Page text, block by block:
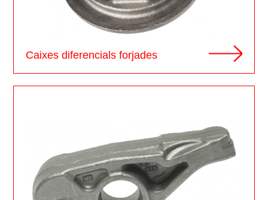
Caixes diferencials forjades